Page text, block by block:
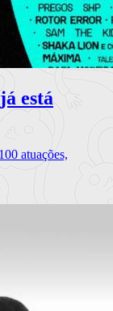
está
atuações,